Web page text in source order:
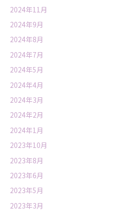
2024年11月
2024年9月
2024年8月
2024年7月
2024年5月
2024年4月
2024年3月
2024年2月
2024年1月
2023年10月
2023年8月
2023年6月
2023年5月
2023年3月